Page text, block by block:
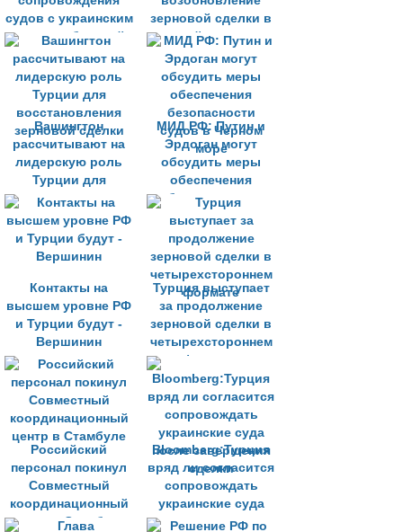
судов с украинским
зерном - бывший
посол Турции в РФ
зерновой сделки в
кратчайшие сроки
Вашингтон
рассчитывают на
лидерскую роль
Турции для
восстановления
зерновой сделки
МИД РФ: Путин и
Эрдоган могут
обсудить меры
обеспечения
безопасности
судов в Черном
море
Контакты на
высшем уровне РФ
и Турции будут -
Вершинин
Турция выступает
за продолжение
зерновой сделки в
четырехстороннем
формате
Российский
персонал покинул
Совместный
координационный
центр в Стамбуле
Bloomberg:Турция
вряд ли согласится
сопровождать
украинские суда
после завершения